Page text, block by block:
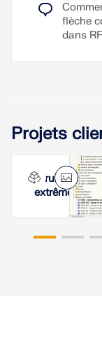
flèche
dans
Projets
Structure
extrêmes et